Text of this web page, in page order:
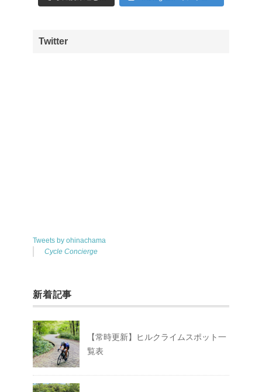
Twitter
Tweets by ohinachama
Cycle Concierge
新着記事
【常時更新】ヒルクライムスポット一
覧表